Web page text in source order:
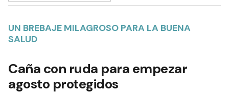
UN BREBAJE MILAGROSO PARA LA BUENA
SALUD
Caña con ruda para empezar
agosto protegidos